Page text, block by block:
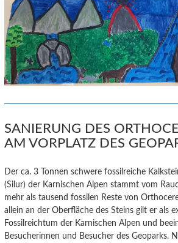
SANIERUNG DES
AM VORPLATZ DES
Der ca. 3 Tonnen schwere fossilreiche
(Silur) der Karnischen Alpen stammt vom
mehr als tausend fossilen Reste von
allein an der Oberfläche des Steins gilt er als
Fossilreichtum der Karnischen Alpen und
Besucherinnen und Besucher des Geoparks.